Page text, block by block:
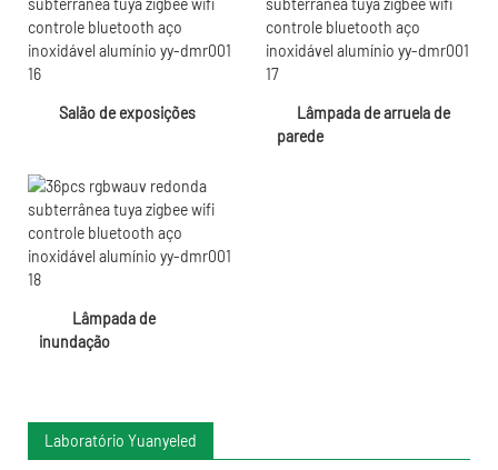
Salão de exposições
Lâmpada de arruela de
parede
Lâmpada de
inundação
Laboratório Yuanyeled